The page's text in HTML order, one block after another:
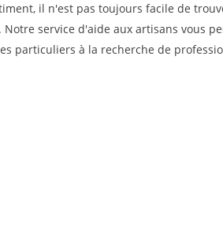
il n'est pas toujours facile de
service d'aide aux artisans vous
particuliers à la recherche de